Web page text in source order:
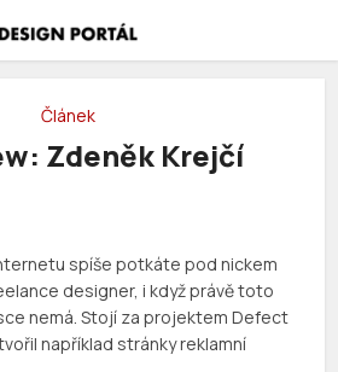
Článek
Zdeněk Krejčí
spíše potkáte pod nickem
designer, i když právě toto
nemá. Stojí za projektem Defect
například stránky reklamní